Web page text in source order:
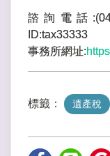
諮詢電話
ID:tax33333
事務所網址:
標籤： 遺產稅